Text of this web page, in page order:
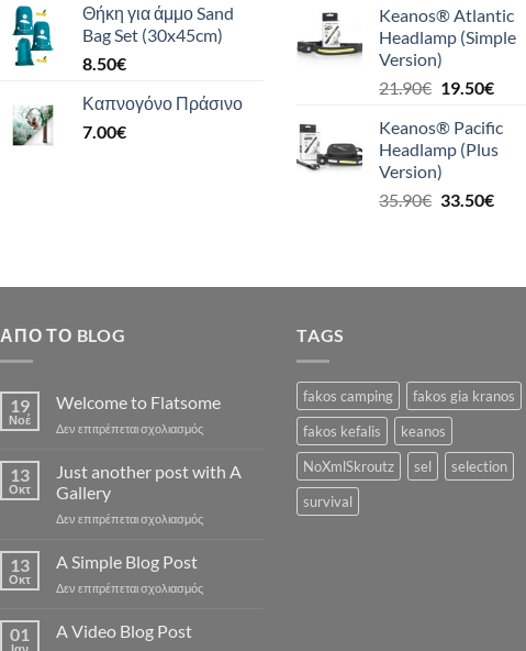
Θήκη για άμμο Sand
Bag Set (30x45cm)
8.50€
Καπνογόνο Πράσινο
7.00€
was:
26.90€.
τιμή
είναι:
Keanos® Atlantic
Headlamp (Simple
Version)
21.90€ Original
was:
21.90€.
19.50€Η
τιμή
είναι:
Keanos® Pacific
Headlamp (Plus
Version)
35.90€ Original
33.50€Η
ΑΠΌ ΤΟ BLOG
19
Νοέ
Welcome to Flatsome
Δεν επιτρέπεται σχολιασμόςστο
to
13
Οκτ
Just another post with A
Gallery
Δεν επιτρέπεται σχολιασμόςστο
with
13
Οκτ
A Simple Blog Post
Δεν επιτρέπεται σχολιασμόςστο
01 A Video Blog Post
TAGS
fakos camping
fakos gia kranos
fakos kefalis
keanos
NoXmlSkroutz
sel
selection
survival